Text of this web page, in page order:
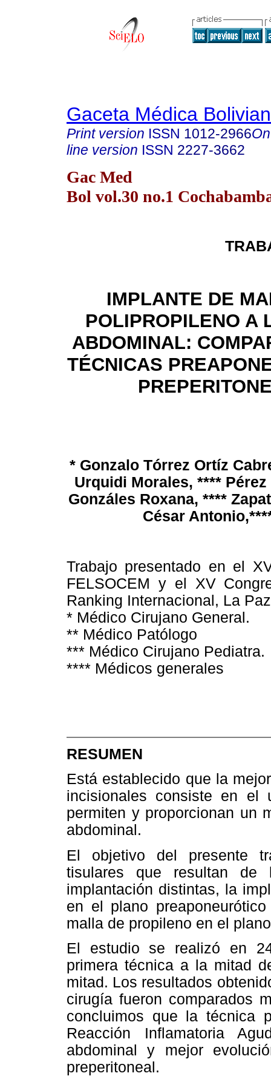
Gaceta Médica
Print version ISSN 1012-2966
line version ISSN 2227-3662
Gac Med
Bol vol.30 no.1
IMPLANTE DE
POLIPROPILENO A
ABDOMINAL:
TÉCNICAS
* Gonzalo Tórrez Ortíz
Urquidi Morales, ****
Gonzáles Roxana, ****
César
Trabajo presentado en el
FELSOCEM y el XV
Ranking Internacional, La
* Médico Cirujano General.
** Médico Patólogo
*** Médico Cirujano Pediatra.
**** Médicos generales
RESUMEN
Está establecido que la
incisionales consiste en el
permiten y proporcionan un
abdominal.
El objetivo del presente
tisulares que resultan
implantación distintas, la
en el plano
malla de propileno en el
El estudio se realizó en
primera técnica a la mitad
mitad. Los resultados
cirugía fueron comparados
concluimos que la técnica
Reacción Inflamatoria
abdominal y mejor
preperitoneal.